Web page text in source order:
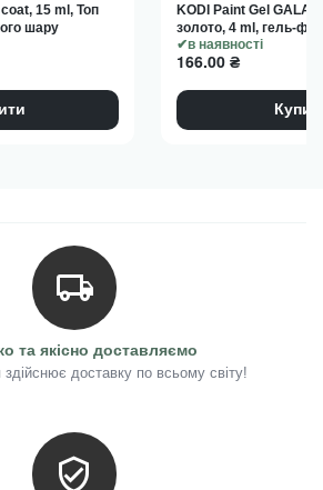
15 ml, Топ
шару
в наявності
KODI Paint Gel
золото, 4 ml, гель-
166.00 ₴
та якісно доставляємо
доставку по всьому світу!